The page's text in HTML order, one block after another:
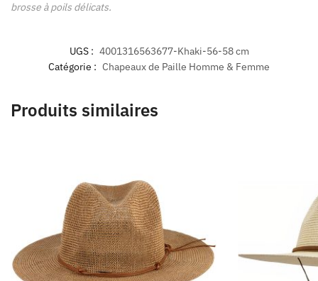
brosse à poils délicats.
UGS : 4001316563677-Khaki-56-58 cm
Catégorie : Chapeaux de Paille Homme & Femme
Produits similaires